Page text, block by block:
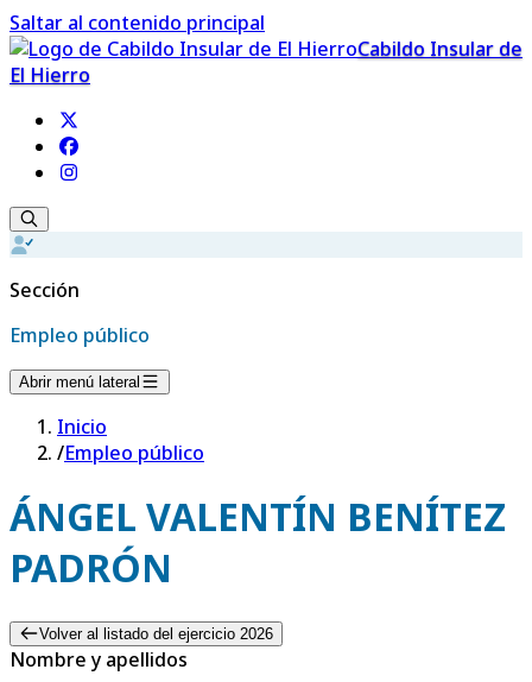
Saltar al contenido principal
Cabildo Insular de
El Hierro
Sección
Empleo público
Abrir menú lateral
Inicio
/Empleo público
ÁNGEL VALENTÍN BENÍTEZ
PADRÓN
Volver al listado del ejercicio 2026
Nombre y apellidos